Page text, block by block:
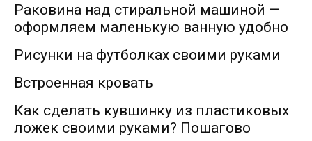
Раковина над стиральной машиной —
оформляем маленькую ванную удобно
Рисунки на футболках своими руками
Встроенная кровать
Как сделать кувшинку из пластиковых
ложек своими руками? Пошагово